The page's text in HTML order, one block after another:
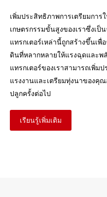
เพิ่มประสิทธิภาพการเตรียมกา
เกษตรกรรมขั้นสูงของเราซึ่งเป็
แทรกเตอร์เหล่านี้ถูกสร้างขึ้นเพื่
ดินที่หลากหลายให้แรงฉุดและพ
แทรกเตอร์ของเราสามารถเพิ่
แรงงานและเตรียมทุ่งนาของคุ
ปลูกครั้งต่อไป
เรียนรู้เพิ่มเติม